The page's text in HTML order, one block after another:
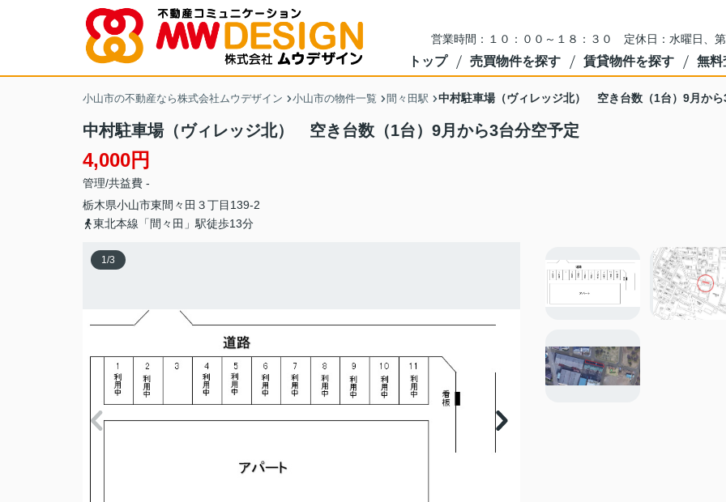
営業時間：１０：００～１８：３０ 定休日：水曜日、
トップ 売買物件を探す 賃貸物件を探す 無料
小山市の不動産なら株式会社ムウデザイン 小山市の物件一覧 間々田駅 中村駐車場（ヴィレッジ北） 空き台数（1台）9月から
中村駐車場（ヴィレッジ北） 空き台数（1台）9月から3台分空予定
4,000円
管理/共益費 -
栃木県小山市東間々田 ３丁目139-2
東北本線「間々田」駅徒歩13分
1/3